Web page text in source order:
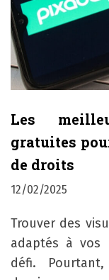
Les
gratuites
de droits
12/02/2025
Trouver des
adaptés à vos
défi.